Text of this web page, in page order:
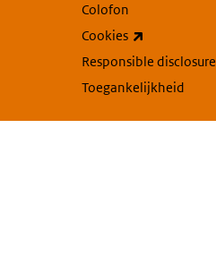
Colofon
Cookies
Responsible disclosure
Toegankelijkheid